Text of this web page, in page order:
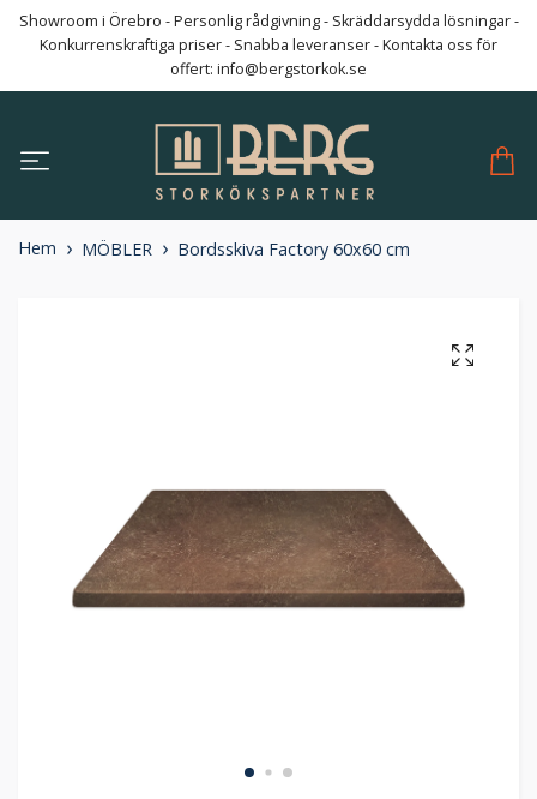
Showroom i Örebro - Personlig rådgivning - Skräddarsydda lösningar -
Konkurrenskraftiga priser - Snabba leveranser - Kontakta oss för
offert: info@bergstorkok.se
Hem MÖBLER Bordsskiva Factory 60x60 cm